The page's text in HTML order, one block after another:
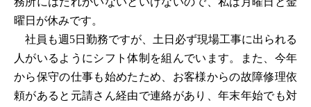
曜日が休みです。
社員も週5日勤務ですが、土日必ず現場工事に出られる
人がいるようにシフト体制を組んでいます。また、今年
から保守の仕事も始めたため、お客様からの故障修理依
頼があると元請さん経由で連絡があり、年末年始でも対